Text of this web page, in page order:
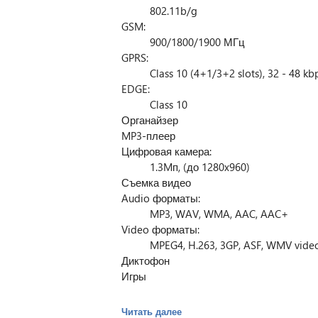
802.11b/g
GSM:
900/1800/1900 МГц
GPRS:
Class 10 (4+1/3+2 slots), 32 - 48
EDGE:
Class 10
Органайзер
MP3-плеер
Цифровая камера:
1.3Mп, (до 1280x960)
Съемка видео
Audio форматы:
MP3, WAV, WMA, AAC, AAC+
Video форматы:
MPEG4, H.263, 3GP, ASF, WMV
Диктофон
Игры
Читать далее